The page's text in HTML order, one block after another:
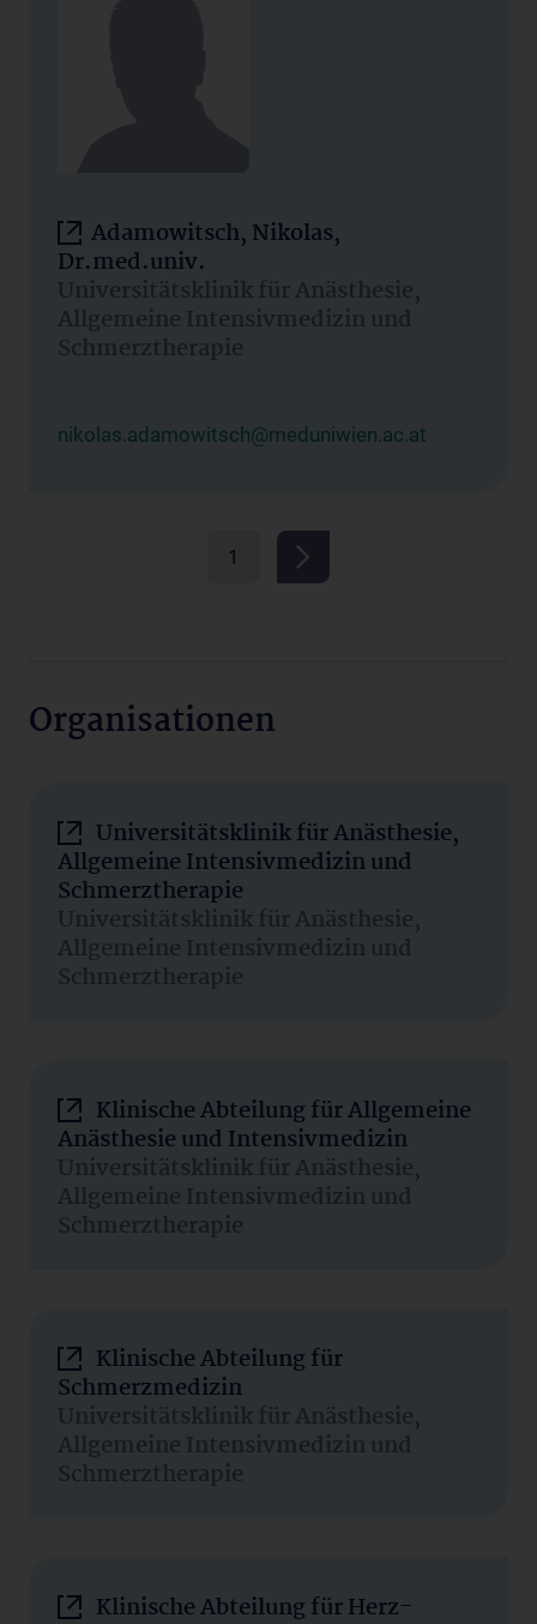
Adamowitsch, Nikolas,
Dr.med.univ.
Universitätsklinik für Anästhesie,
Allgemeine Intensivmedizin und
Schmerztherapie
nikolas.adamowitsch@meduniwien.ac.at
1
Organisationen
Universitätsklinik für Anästhesie,
Allgemeine Intensivmedizin und
Schmerztherapie
Universitätsklinik für Anästhesie,
Allgemeine Intensivmedizin und
Schmerztherapie
Klinische Abteilung für Allgemeine
Anästhesie und Intensivmedizin
Universitätsklinik für Anästhesie,
Allgemeine Intensivmedizin und
Schmerztherapie
Klinische Abteilung für
Schmerzmedizin
Universitätsklinik für Anästhesie,
Allgemeine Intensivmedizin und
Schmerztherapie
Klinische Abteilung für Herz-